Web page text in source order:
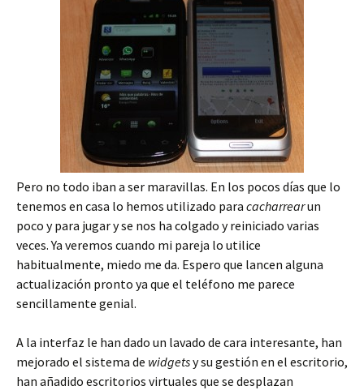
Pero no todo iban a ser maravillas. En los pocos días que lo
tenemos en casa lo hemos utilizado para cacharrearun
poco y para jugar y se nos ha colgado y reiniciado varias
veces. Ya veremos cuando mi pareja lo utilice
habitualmente, miedo me da. Espero que lancen alguna
actualización pronto ya que el teléfono me parece
sencillamente genial.
A la interfaz le han dado un lavado de cara interesante, han
mejorado el sistema de widgetsy su gestión en el escritorio,
han añadido escritorios virtuales que se desplazan